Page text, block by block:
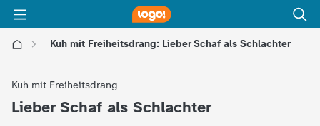
Kuh mit Freiheitsdrang: Lieber Schaf als Schlachter
o
Kuh mit Freiheitsdrang
:
Lieber Schaf als Schlachter